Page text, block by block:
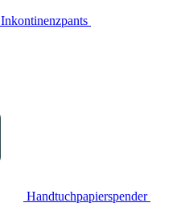
Inkontinenzpants
Handtuchpapierspender